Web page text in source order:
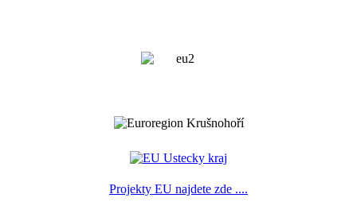
Projekty EU najdete zde ....